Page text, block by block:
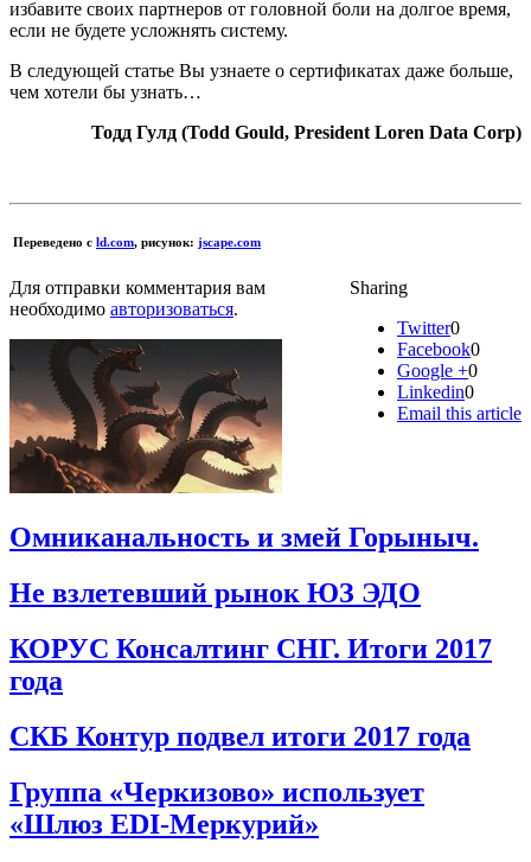
избавите своих партнеров от головной боли на долгое время,
если не будете усложнять систему.
В следующей статье Вы узнаете о сертификатах даже больше,
чем хотели бы узнать…
Тодд Гулд (Todd Gould, President Loren Data Corp)
Переведено с ld.com, рисунок: jscape.com
Sharing
Twitter0
Facebook0
Google +0
Linkedin0
Email this article
Для отправки комментария вам
необходимо авторизоваться.
Омниканальность и змей Горыныч.
Не взлетевший рынок ЮЗ ЭДО
КОРУС Консалтинг СНГ. Итоги 2017
года
СКБ Контур подвел итоги 2017 года
Группа «Черкизово» использует
«Шлюз EDI-Меркурий»